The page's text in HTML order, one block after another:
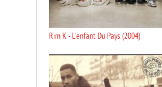
Rim K - L'enfant Du Pays (2004)